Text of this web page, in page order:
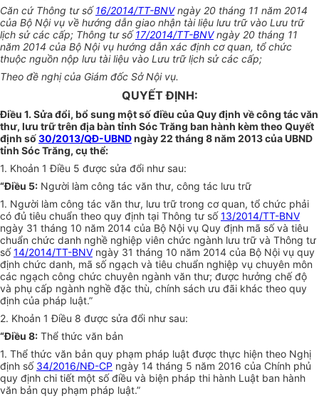
Căn cứ Thông tư số 16/2014/TT-BNVngày 20 tháng 11 năm 2014
của Bộ Nội vụ về hướng dẫn giao nhận tài liệu lưu trữ vào Lưu trữ
lịch sử các cấp; Thông tư số 17/2014/TT-BNVngày 20 tháng 11
năm 2014 của Bộ Nội vụ hướng dẫn xác định cơ quan, tổ chức
thuộc nguồn nộp lưu tàiliệu vào Lưu trữ lịch sử các cấp;
Theo đề nghị của Giám đốc Sở Nội vụ.
QUYẾT ĐỊNH:
Điều 1. Sửa đổi, bổ sung một số điều của Quy định về công tác văn
thư, lưu trữ trên địa bàn tỉnh Sóc Trăng ban hành kèm theo Quyết
định số30/2013/QĐ-UBNDngày 22 tháng 8 năm 2013 của UBND
tỉnh Sóc Trăng, cụ thể:
1. Khoản 1 Điều 5 được sửa đổi như sau:
“Điều 5: Người làm công tác văn thư, công tác lưu trữ
1. Người làm công tác văn thư, lưu trữ trong cơ quan, tổ chức phải
có đủ tiêu chuẩn theo quy định tại Thông tư số13/2014/TT-BNV
ngày 31 tháng 10 năm 2014 của Bộ Nội vụ Quy định mã số và tiêu
chuẩn chức danh nghề nghiệp viên chức ngành lưu trữ và Thông tư
số14/2014/TT-BNV ngày 31 tháng 10 năm 2014 của Bộ Nội vụ quy
định chức danh, mã số ngạch và tiêu chuẩn nghiệp vụ chuyên môn
các ngạch công chức chuyên ngành văn thư; được hưởng chế độ
và phụ cấp ngành nghề đặc thù, chính sách ưu đãi khác theo quy
định của pháp luật.”
2. Khoản 1 Điều 8 được sửa đổi như sau:
“Điều 8: Thể thức văn bản
1. Thể thức văn bản quy phạm pháp luật được thực hiện theo Nghị
định số 34/2016/NĐ-CP ngày 14 tháng 5 năm 2016 của Chính phủ
quy định chi tiết một số điều và biện pháp thi hành Luật ban hành
văn bản quy phạm pháp luật.”